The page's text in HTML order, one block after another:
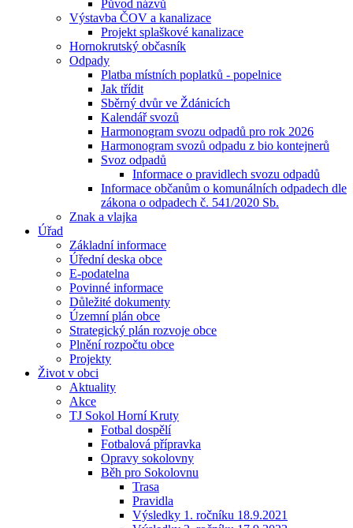
Původ názvů
Výstavba ČOV a kanalizace
Projekt splaškové kanalizace
Hornokrutský občasník
Odpady
Platba místních poplatků - popelnice
Jak třídit
Sběrný dvůr ve Ždánicích
Kalendář svozů
Harmonogram svozu odpadů pro rok 2026
Harmonogram svozů odpadu z bio kontejnerů
Svoz odpadů
Informace o pravidlech svozu odpadů
Informace občanům o komunálních odpadech dle
zákona o odpadech č. 541/2020 Sb.
Znak a vlajka
Úřad
Základní informace
Úřední deska obce
E-podatelna
Povinné informace
Důležité dokumenty
Územní plán obce
Strategický plán rozvoje obce
Plnění rozpočtu obce
Projekty
Život v obci
Aktuality
Akce
TJ Sokol Horní Kruty
Fotbal dospělí
Fotbalová přípravka
Opravy sokolovny
Běh pro Sokolovnu
Trasa
Pravidla
Výsledky 1. ročníku 18.9.2021